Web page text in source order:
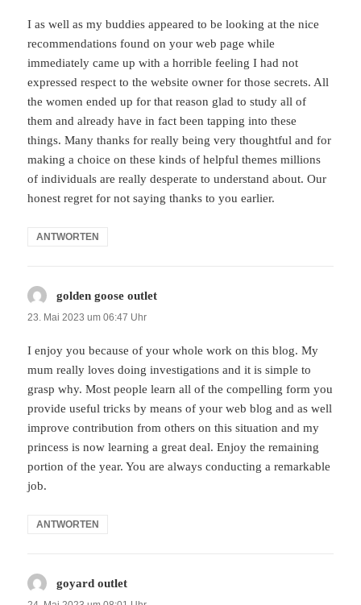
I as well as my buddies appeared to be looking at the nice
recommendations found on your web page while
immediately came up with a horrible feeling I had not
expressed respect to the website owner for those secrets. All
the women ended up for that reason glad to study all of
them and already have in fact been tapping into these
things. Many thanks for really being very thoughtful and for
making a choice on these kinds of helpful themes millions
of individuals are really desperate to understand about. Our
honest regret for not saying thanks to you earlier.
ANTWORTEN
golden goose outlet
23. Mai 2023 um 06:47 Uhr
I enjoy you because of your whole work on this blog. My
mum really loves doing investigations and it is simple to
grasp why. Most people learn all of the compelling form you
provide useful tricks by means of your web blog and as well
improve contribution from others on this situation and my
princess is now learning a great deal. Enjoy the remaining
portion of the year. You are always conducting a remarkable
job.
ANTWORTEN
goyard outlet